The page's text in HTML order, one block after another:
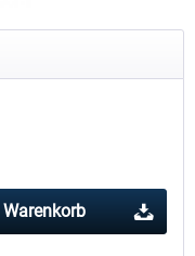
NS-DM90
Warenkorb